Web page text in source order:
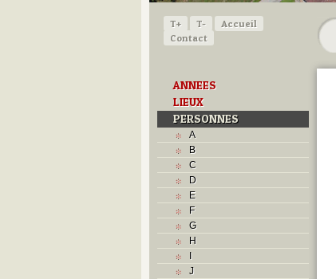
T+ T-
Accueil
Contact
ANNEES
LIEUX
PERSONNES
A
B
C
D
E
F
G
H
I
J